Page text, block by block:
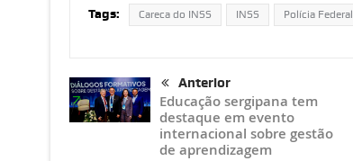
Tags: Careca do INSS INSS Polícia Federal
Anterior
Educação sergipana tem
destaque em evento
internacional sobre gestão
de aprendizagem